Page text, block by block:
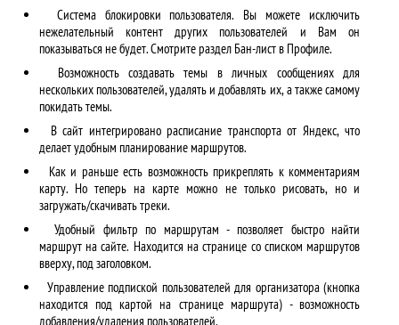
Система блокировки пользователя. Вы можете исключить
нежелательный контент других пользователей и Вам он
показываться не будет. Смотрите раздел Бан-лист в Профиле.
Возможность создавать темы в личных сообщениях для
нескольких пользователей, удалять и добавлять их, а также самому
покидать темы.
В сайт интегрировано расписание транспорта от Яндекс, что
делает удобным планирование маршрутов.
Как и раньше есть возможность прикреплять к комментариям
карту. Но теперь на карте можно не только рисовать, но и
загружать/скачивать треки.
Удобный фильтр по маршрутам - позволяет быстро найти
маршрут на сайте. Находится на странице со списком маршрутов
вверху, под заголовком.
Управление подпиской пользователей для организатора (кнопка
находится под картой на странице маршрута) - возможность
добавления/удаления пользователей.